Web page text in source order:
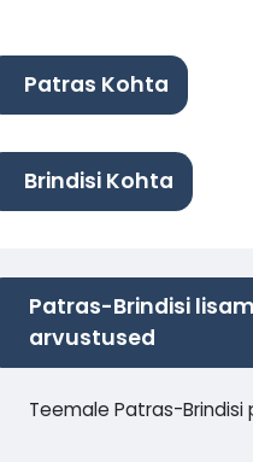
Patras Kohta
Brindisi Kohta
Patras-Brindisi
arvustused
Teemale Patras-